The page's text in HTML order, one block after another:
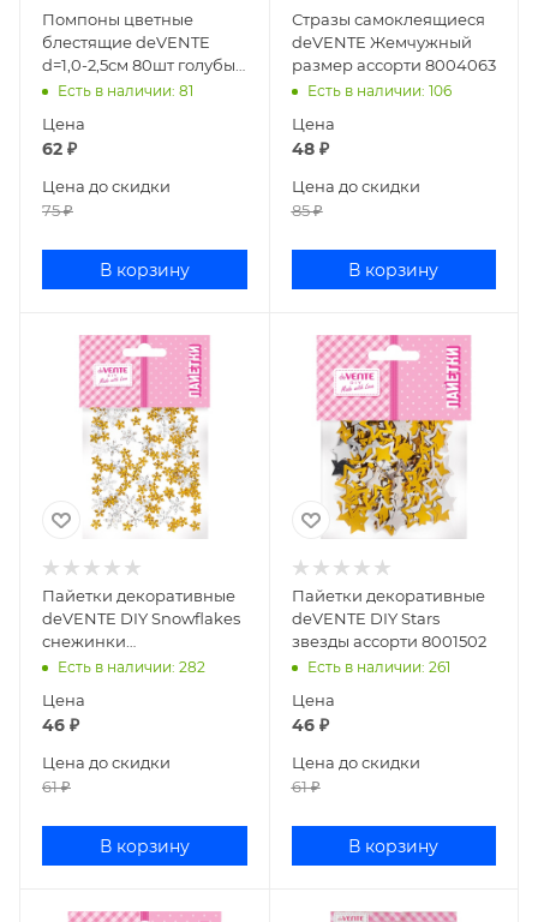
Помпоны цветные
блестящие deVENTE
d=1,0-2,5см 80шт голубые
цвета 8000553
Есть в наличии: 81
Цена
62 ₽
Цена до скидки
75₽
В корзину
Стразы самоклеящиеся
deVENTE Жемчужный
размер ассорти 8004063
Есть в наличии: 106
Цена
48₽
Цена до скидки
85₽
В корзину
Пайетки декоративные
deVENTE DIY Snowflakes
снежинки
золото+серебро 8001501
Есть в наличии: 282
Цена
46 ₽
Цена до скидки
61₽
В корзину
Пайетки декоративные
deVENTE DIY Stars
звезды ассорти 8001502
Есть в наличии: 261
Цена
46₽
Цена до скидки
61₽
В корзину